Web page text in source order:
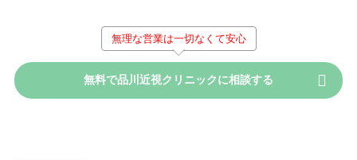
無理な営業は一切なくて安心
無料で品川近視クリニックに相談する